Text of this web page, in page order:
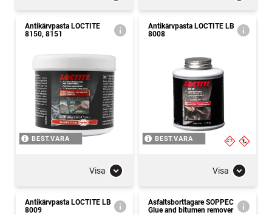
Antikärvpasta LOCTITE
8150, 8151
BEST.VARA
Visa
Antikärvpasta LOCTITE LB
8008
BEST.VARA
Visa
Antikärvpasta LOCTITE LB
8009
Asfaltsborttagare SOPPEC
Glue and bitumen remover